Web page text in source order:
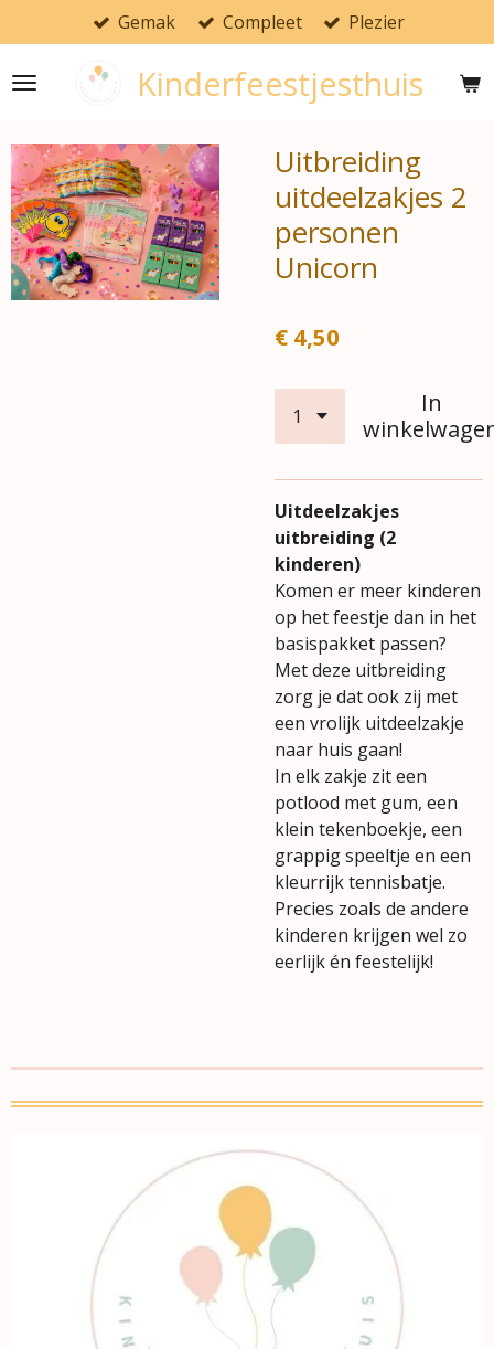
direct
naar
Kinderfeestjesthuis
Gemak Compleet Plezier
Uitbreiding
uitdeelzakjes 2
personen
Unicorn
€ 4,50
In
Uitdeelzakjes
uitbreiding (2
kinderen)
Komen er meer kinderen
op het feestje dan in het
basispakket passen?
Met deze uitbreiding
zorg je dat ook zij met
een vrolijk uitdeelzakje
naar huis gaan!
In elk zakje zit een
potlood met gum, een
klein tekenboekje, een
grappig speeltje en een
kleurrijk tennisbatje.
Precies zoals de andere
kinderen krijgen wel zo
eerlijk én feestelijk!